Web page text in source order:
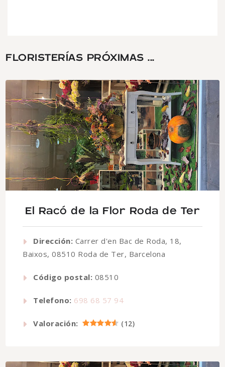
FLORISTERÍAS PRÓXIMAS ...
El Racó de la Flor Roda de Ter
Dirección: Carrer d'en Bac de Roda, 18,
Baixos, 08510 Roda de Ter, Barcelona
Código postal: 08510
Telefono: 698 68 57 94
Valoración: (12)